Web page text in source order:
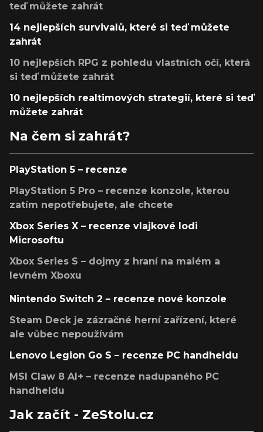
teď můžete zahrát
14 nejlepších survivalů, které si teď můžete
zahrát
10 nejlepších RPG z pohledu vlastních očí, která
si teď můžete zahrát
10 nejlepších realtimových strategií, které si teď
můžete zahrát
Na čem si zahrát?
PlayStation 5 – recenze
PlayStation 5 Pro – recenze konzole, kterou
zatím nepotřebujete, ale chcete
Xbox Series X – recenze vlajkové lodi
Microsoftu
Xbox Series S – dojmy z hraní na malém a
levném Xboxu
Nintendo Switch 2 – recenze nové konzole
Steam Deck je zázračné herní zařízení, které
ale vůbec nepoužívám
Lenovo Legion Go S – recenze PC handheldu
MSI Claw 8 AI+ – recenze nadupaného PC
handheldu
Jak začít - ZeStolu.cz